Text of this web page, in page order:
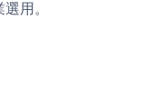
用。